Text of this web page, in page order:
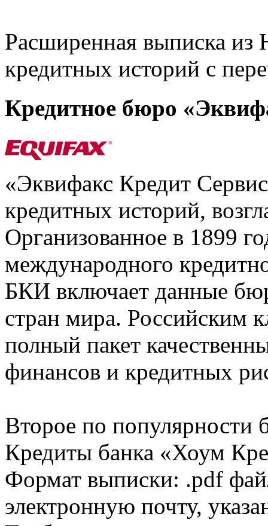
Расширенная выписка из
кредитных историй с
Кредитное бюро
«Эквифакс Кредит
кредитных историй,
Организованное в 1899
международного
БКИ включает данные
стран мира. Российским
полный пакет
финансов и кредитных
Второе по популярности
Кредиты банка «Хоум
Формат выписки: .pdf
электронную почту,